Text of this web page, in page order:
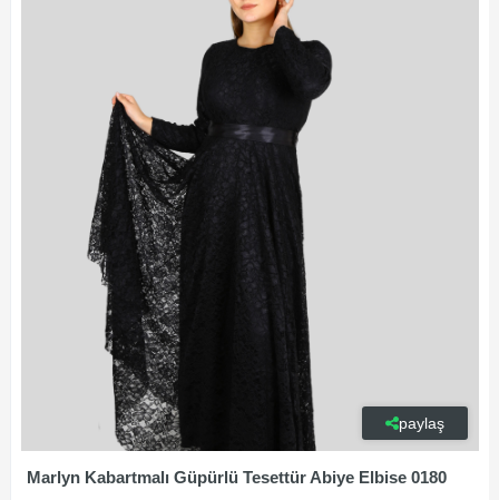
paylaş
Marlyn Kabartmalı Güpürlü Tesettür Abiye Elbise 0180